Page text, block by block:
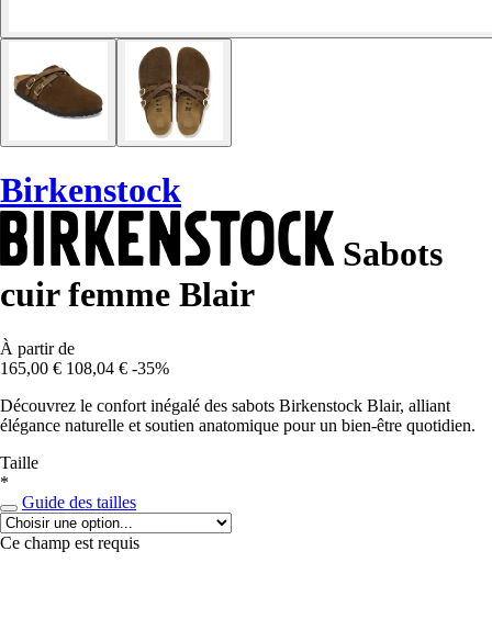
Birkenstock
Sabots
cuir femme Blair
À partir de
165,00 € 108,04 € -35%
Découvrez le confort inégalé des sabots Birkenstock Blair, alliant
élégance naturelle et soutien anatomique pour un bien-être quotidien.
Taille
*
Guide des tailles
Ce champ est requis